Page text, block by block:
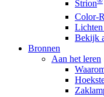
Strion
Color-
Lichten
Bekijk
Bronnen
Aan het leren